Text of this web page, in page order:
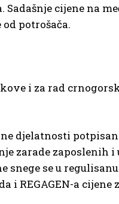
cijene na
od potrošača.
i za rad
djelatnosti potpisan
zarade zaposlenih
snege se u
REGAGEN-a cijene